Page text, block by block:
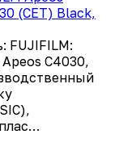
(CET) Black,
FUJIFILM:
C4030,